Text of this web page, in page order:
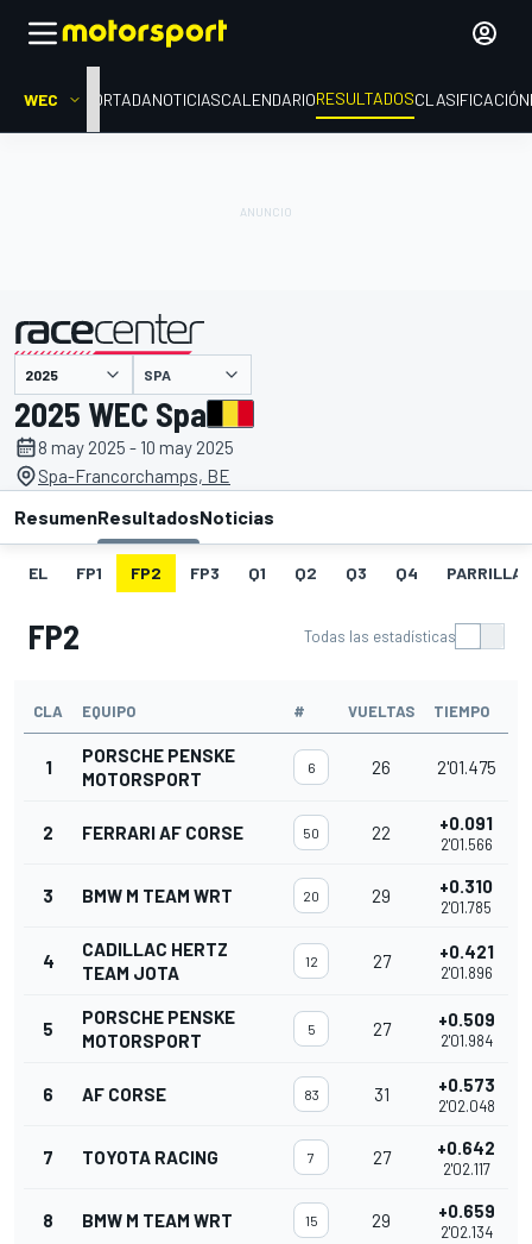
WEC PORTADANOTICIASCALENDARIORESULTADOSCLASIFICACIÓN
presentado por SPA
2025 WEC Spa
8 may 2025 - 10 may 2025
Spa-Francorchamps, BE
ResumenResultadosNoticias
EL FP1 FP2 FP3 Q1 Q2 Q3 Q4 PARRILLA
FP2 Todas las estadísticas
CLA EQUIPO # VUELTAS TIEMPO
1
PORSCHE PENSKE
MOTORSPORT
6 26 2'01.475
2 FERRARI AF CORSE 50 22 +0.091
2'01.566
3 BMW M TEAM WRT 20 29 +0.310
2'01.785
4
CADILLAC HERTZ
TEAM JOTA
12 27 +0.421
2'01.896
5
PORSCHE PENSKE
MOTORSPORT
5 27 +0.509
2'01.984
6 AF CORSE 83 31 +0.573
2'02.048
7 TOYOTA RACING 7 27 +0.642
2'02.117
8 BMW M TEAM WRT 15 29 +0.659
2'02.134